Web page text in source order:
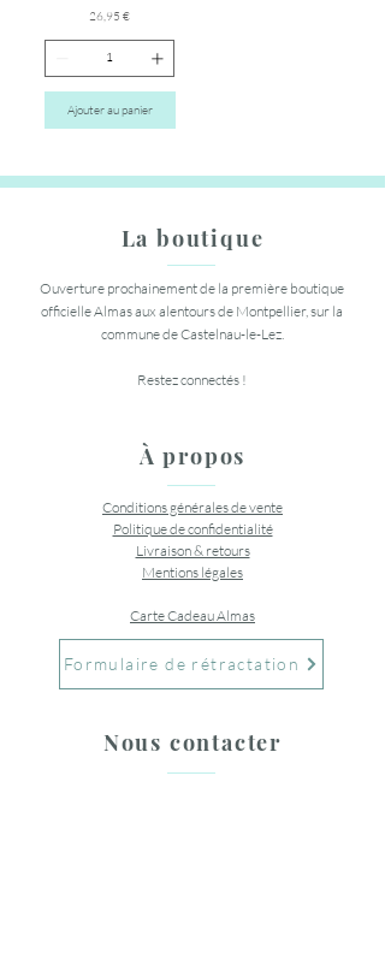
Prix
26,95 €
Ajouter au panier
La boutique
Ouverture prochainement de la première boutique
officielle Almas aux alentours de Montpellier, sur la
commune de Castelnau-le-Lez.
Restez connectés !
À propos
Conditions générales de vente
Politique de confidentialité
Livraison & retours
Mentions légales
Carte Cadeau Almas
Formulaire de rétractation
Nous contacter